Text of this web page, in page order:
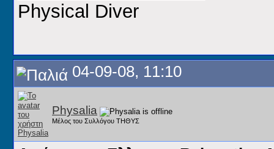
Physical Diver
04-09-08, 11:10
Physalia
Μέλος του Συλλόγου ΤΗΘΥΣ